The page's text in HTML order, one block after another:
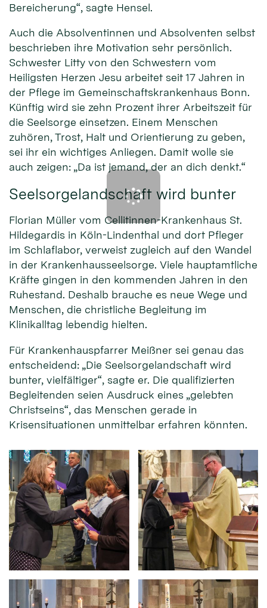
Bereicherung“, sagte Hensel.
Auch die Absolventinnen und Absolventen selbst
beschrieben ihre Motivation sehr persönlich.
Schwester Litty von den Schwestern vom
Heiligsten Herzen Jesu arbeitet seit 17 Jahren in
der Pflege im Gemeinschaftskrankenhaus Bonn.
Künftig wird sie zehn Prozent ihrer Arbeitszeit für
die Seelsorge einsetzen. Einem Menschen
zuhören, Trost, Halt und Orientierung zu geben,
sei ihr ein wichtiges Anliegen. Damit wolle sie
auch zeigen: „Da ist jemand, der an dich denkt.“
Seelsorgelandschaft wird bunter
Florian Müller vom Cellitinnen-Krankenhaus St.
Hildegardis in Köln-Lindenthal und dort Pfleger
im Schlaflabor, verweist zugleich auf den Wandel
in der Krankenhausseelsorge. Viele hauptamtliche
Kräfte gingen in den kommenden Jahren in den
Ruhestand. Deshalb brauche es neue Wege und
Menschen, die christliche Begleitung im
Klinikalltag lebendig hielten.
Für Krankenhauspfarrer Meißner sei genau das
entscheidend: „Die Seelsorgelandschaft wird
bunter, vielfältiger“, sagte er. Die qualifizierten
Begleitenden seien Ausdruck eines „gelebten
Christseins“, das Menschen gerade in
Krisensituationen unmittelbar erfahren könnten.